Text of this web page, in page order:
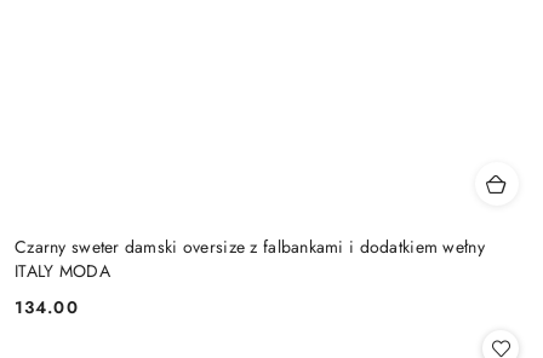
Czarny sweter damski oversize z falbankami i dodatkiem wełny
ITALY MODA
Cena:
134.00